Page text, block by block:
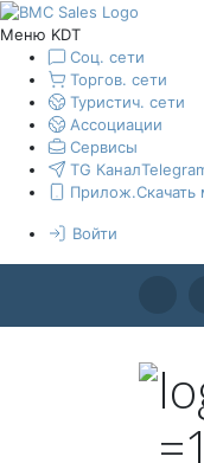
Меню KDT
Соц. сети
Торгов. сети
Туристич. сети
Ассоциации
Сервисы
TG Канал
Прилож.
Войти